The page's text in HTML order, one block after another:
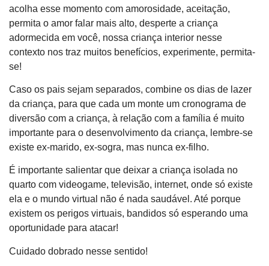
acolha esse momento com amorosidade, aceitação,
permita o amor falar mais alto, desperte a criança
adormecida em você, nossa criança interior nesse
contexto nos traz muitos benefícios, experimente, permita-
se!
Caso os pais sejam separados, combine os dias de lazer
da criança, para que cada um monte um cronograma de
diversão com a criança, à relação com a família é muito
importante para o desenvolvimento da criança, lembre-se
existe ex-marido, ex-sogra, mas nunca ex-filho.
É importante salientar que deixar a criança isolada no
quarto com videogame, televisão, internet, onde só existe
ela e o mundo virtual não é nada saudável. Até porque
existem os perigos virtuais, bandidos só esperando uma
oportunidade para atacar!
Cuidado dobrado nesse sentido!